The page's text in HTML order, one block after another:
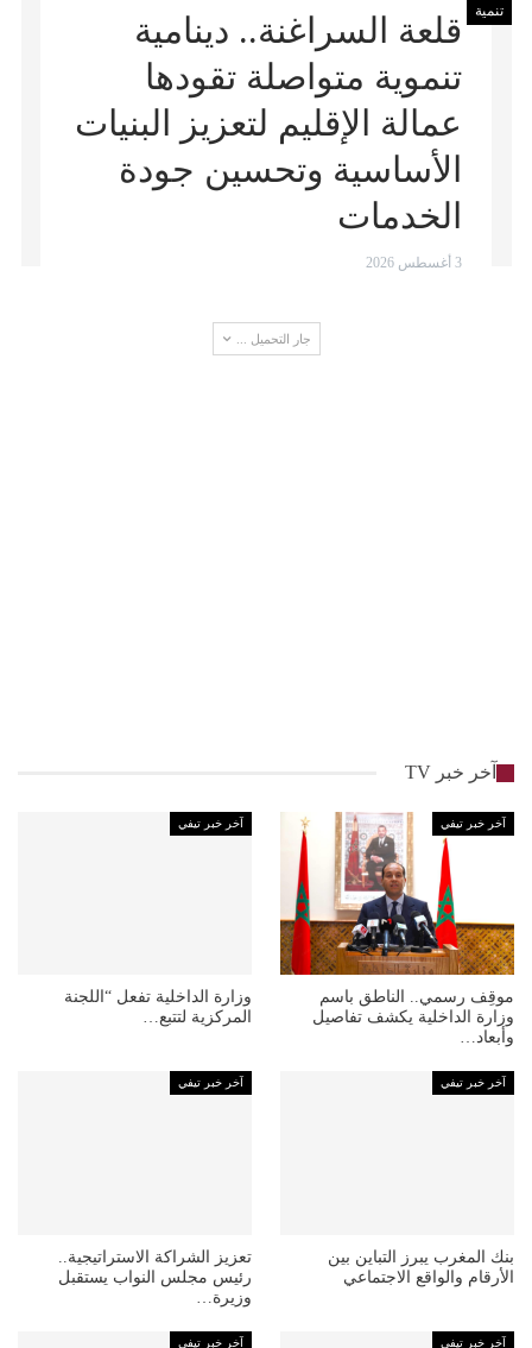
تنمية
قلعة السراغنة.. دينامية
تنموية متواصلة تقودها
عمالة الإقليم لتعزيز البنيات
الأساسية وتحسين جودة
الخدمات
3 أغسطس 2026
جار التحميل ...
آخر خبر TV
آخر خبر تيفي
موقِف رسمي.. الناطق باسم
وزارة الداخلية يكشف تفاصيل
وأبعاد…
آخر خبر تيفي
وزارة الداخلية تفعل “اللجنة
المركزية لتتبع…
آخر خبر تيفي
بنك المغرب يبرز التباين بين
الأرقام والواقع الاجتماعي
آخر خبر تيفي
تعزيز الشراكة الاستراتيجية..
رئيس مجلس النواب يستقبل
وزيرة…
آخر خبر تيفي آخر خبر تيفي